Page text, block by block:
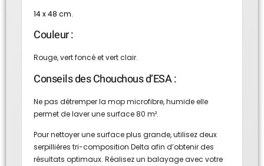
14 x 48 cm.
Couleur :
Rouge, vert foncé et vert clair.
Conseils des Chouchous d’ESA :
Ne pas détremper la mop microfibre, humide elle
permet de laver une surface 80 m².
Pour nettoyer une surface plus grande, utilisez deux
serpillières tri-composition Delta afin d’obtenir des
résultats optimaux. Réalisez un balayage avec votre